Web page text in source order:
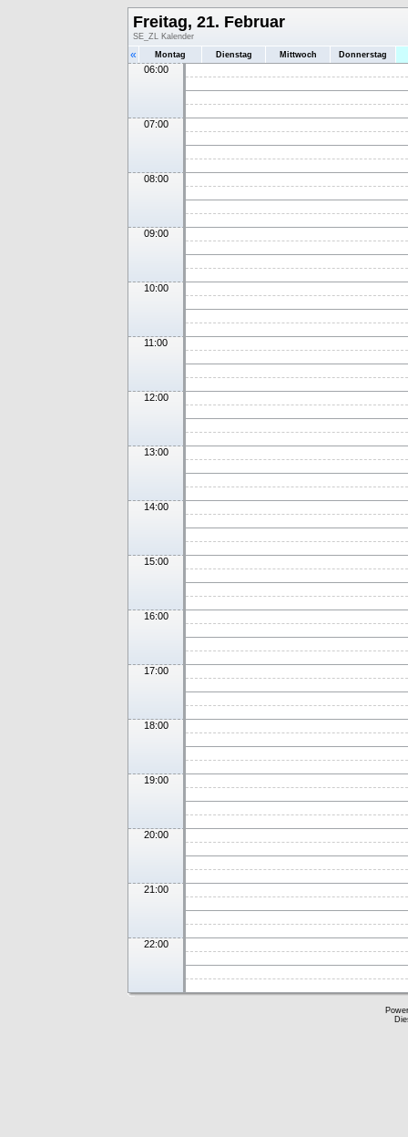
Freitag, 21. Februar
SE_ZL Kalender
« Montag Dienstag Mittwoch Donnerstag
06:00
07:00
08:00
09:00
10:00
11:00
12:00
13:00
14:00
15:00
16:00
17:00
18:00
19:00
20:00
21:00
22:00